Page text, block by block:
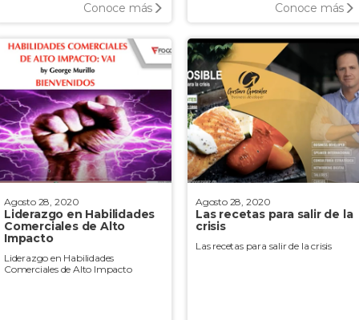
Conoce más Conoce más
Agosto 28, 2020
Liderazgo en Habilidades
Comerciales de Alto
Impacto
Liderazgo en Habilidades
Comerciales de Alto Impacto
Agosto 28, 2020
Las recetas para salir de la
crisis
Las recetas para salir de la crisis